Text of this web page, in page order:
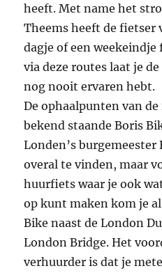
heeft. Met name het
Theems heeft de fietser
dagje of een
via deze routes laat je
nog nooit ervaren hebt.
De ophaalpunten van
bekend staande Boris
Londen’s
overal te vinden, maar
huurfiets waar je ook
op kunt maken kom je
Bike naast de London
London Bridge. Het
verhuurder is dat je